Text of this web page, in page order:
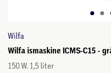
Wilfa
Wilfa ismaskine ICMS-C15 -
150 W. 1,5 liter